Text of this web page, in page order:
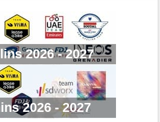
rédacteurs… toutes les infos ici !
pro trois jeunes de sa formation
08/08
chez une armada du WorldTour
ses débuts en compétition le 16 août
2026 - 2027
2026 - 2027